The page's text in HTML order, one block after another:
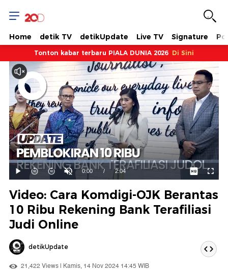
Home detik TV detikUpdate Live TV Signature
Tonton kabar terbaru PIALA DUNIA 2026 Di Sini
Mainkan
Suara
Hidup
Waktu
0:00 / Durasi
2:04
Dimuat:
48.52%
Video: Cara Komdigi-OJK Berantas
10 Ribu Rekening Bank Terafiliasi
Judi Online
detikUpdate
21,422 Views | Kamis, 14 Nov 2024 14:45 WIB